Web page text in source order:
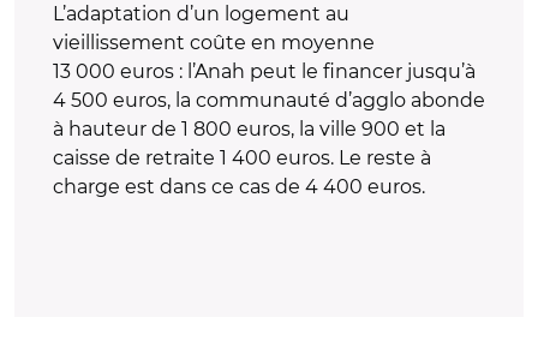
L’adaptation d’un logement au
vieillissement coûte en moyenne
13 000 euros : l’Anah peut le financer jusqu’à
4 500 euros, la communauté d’agglo abonde
à hauteur de 1 800 euros, la ville 900 et la
caisse de retraite 1 400 euros. Le reste à
charge est dans ce cas de 4 400 euros.